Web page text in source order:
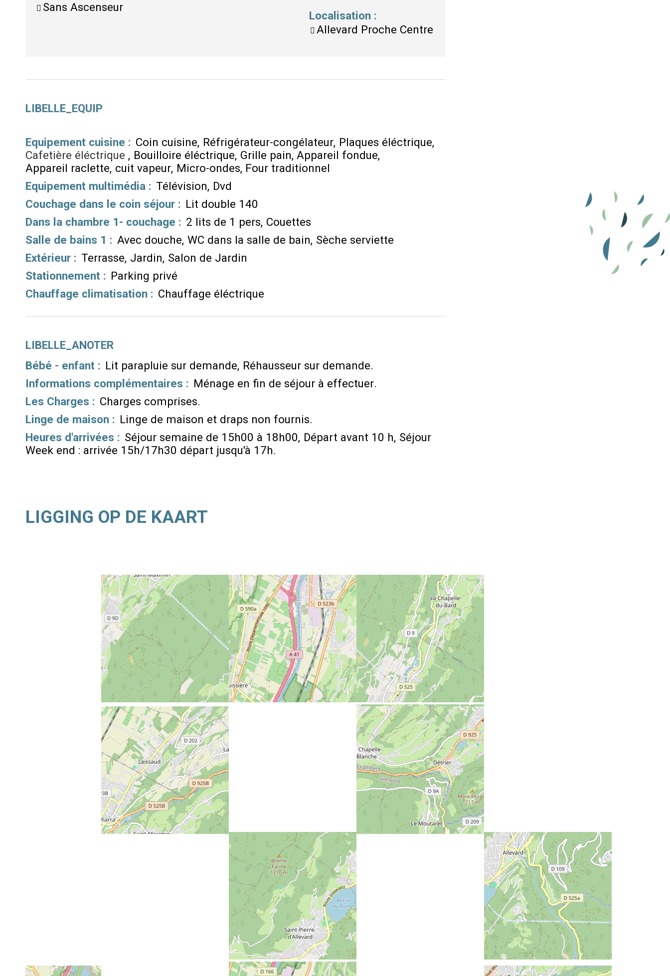
Sans Ascenseur
Localisation :
Allevard Proche Centre
LIBELLE_EQUIP
Equipement cuisine : Coin cuisine Réfrigérateur-congélateur Plaques éléctrique
Cafetière éléctrique
Bouilloire éléctrique Grille pain Appareil fondue
Appareil raclette cuit vapeur Micro-ondes Four traditionnel
Equipement multimédia : Télévision Dvd
Couchage dans le coin séjour : Lit double 140
Dans la chambre 1- couchage : 2 lits de 1 pers Couettes
Salle de bains 1 : Avec douche WC dans la salle de bain Sèche serviette
Extérieur : Terrasse Jardin Salon de Jardin
Stationnement : Parking privé
Chauffage climatisation : Chauffage éléctrique
LIBELLE_ANOTER
Bébé - enfant : Lit parapluie sur demande Réhausseur sur demande
Informations complémentaires : Ménage en fin de séjour à effectuer
Les Charges : Charges comprises
Linge de maison : Linge de maison et draps non fournis
Heures d'arrivées : Séjour semaine de 15h00 à 18h00 Départ avant 10 h Séjour
Week end : arrivée 15h/17h30 départ jusqu'à 17h
LIGGING OP DE KAART